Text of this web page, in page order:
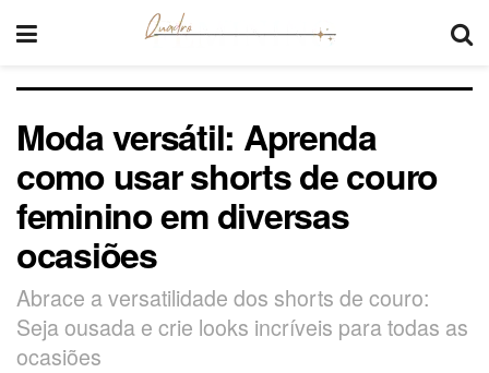
Moda versátil: Aprenda
como usar shorts de couro
feminino em diversas
ocasiões
Abrace a versatilidade dos shorts de couro:
Seja ousada e crie looks incríveis para todas as
ocasiões